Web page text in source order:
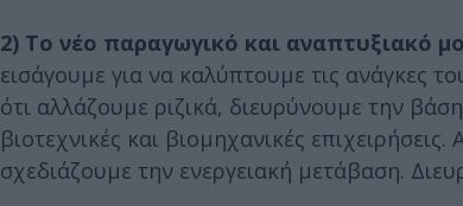
2) Το νέο παραγωγικό και αναπτυξιακό
εισάγουμε για να καλύπτουμε τις ανάγκες
ότι αλλάζουμε ριζικά, διευρύνουμε την
βιοτεχνικές και βιομηχανικές
σχεδιάζουμε την ενεργειακή μετάβαση.